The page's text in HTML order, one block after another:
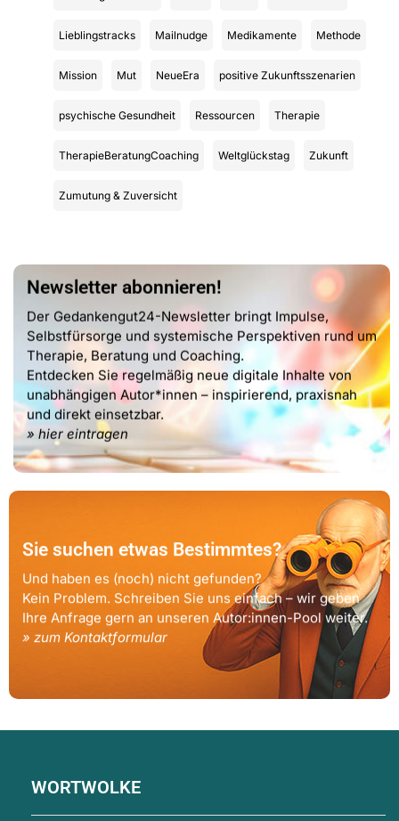
Lieblingstracks Mailnudge Medikamente Methode
Mission Mut NeueEra positive Zukunftsszenarien
psychische Gesundheit Ressourcen Therapie
TherapieBeratungCoaching Weltglückstag Zukunft
Zumutung & Zuversicht
Newsletter abonnieren!
Der Gedankengut24-Newsletter bringt Impulse,
Selbstfürsorge und systemische Perspektiven rund um
Therapie, Beratung und Coaching.
Entdecken Sie regelmäßig neue digitale Inhalte von
unabhängigen Autor*innen – inspirierend, praxisnah
und direkt einsetzbar.
» hier eintragen
Sie suchen etwas Bestimmtes?
Und haben es (noch) nicht gefunden?
Kein Problem. Schreiben Sie uns einfach – wir geben
Ihre Anfrage gern an unseren Autor:innen-Pool weiter.
» zum Kontaktformular
WORTWOLKE